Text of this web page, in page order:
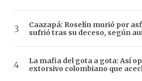
Caazapá: Roselín murió por
sufrió tras su deceso, según
La mafia del gota a gota: Así
extorsivo colombiano que